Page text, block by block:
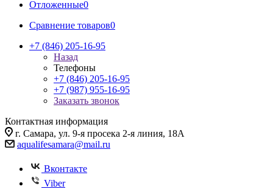
Отложенные0
Сравнение товаров0
+7 (846) 205-16-95
Назад
Телефоны
+7 (846) 205-16-95
+7 (987) 955-16-95
Заказать звонок
Контактная информация
г. Самара, ул. 9-я просека 2-я линия, 18А
aqualifesamara@mail.ru
Вконтакте
Viber